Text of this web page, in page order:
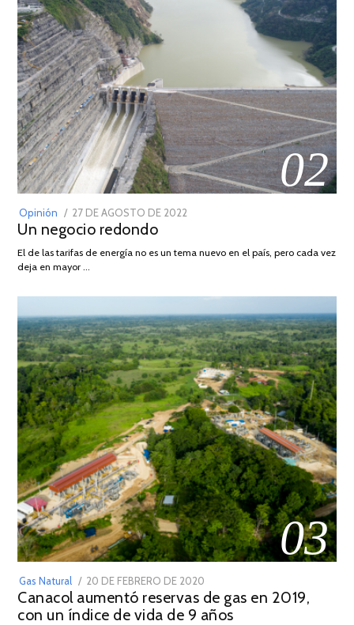
02
Opinión
POSTED
ON
27 DE AGOSTO DE 2022
DE
Un negocio redondo
El de las tarifas de energía no es un tema nuevo en el país, pero cada vez
deja en mayor …
03
Gas Natural
POSTED
ON
20 DE FEBRERO DE 2020
DE
JULIO
Canacol aumentó reservas de gas en 2019,
con un índice de vida de 9 años